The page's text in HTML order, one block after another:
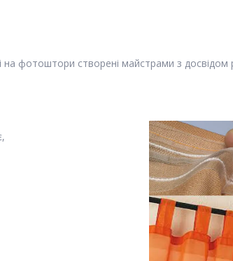
фотоштори створені майстрами з досвідом